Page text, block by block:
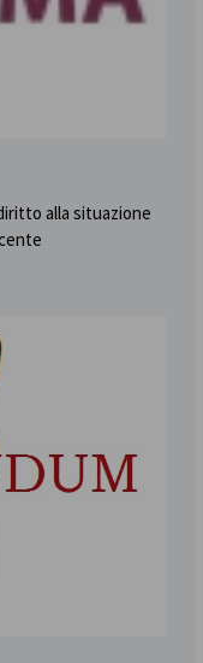
alla situazione